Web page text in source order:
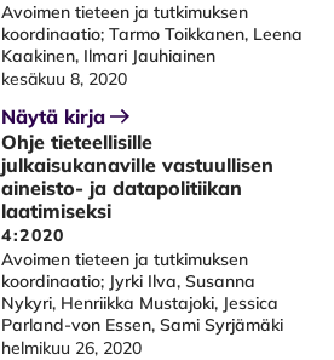
Avoimen tieteen ja tutkimuksen
koordinaatio; Tarmo Toikkanen, Leena
Kaakinen, Ilmari Jauhiainen
kesäkuu 8, 2020
Näytä kirja
Ohje tieteellisille
julkaisukanaville vastuullisen
aineisto- ja datapolitiikan
laatimiseksi
4:2020
Avoimen tieteen ja tutkimuksen
koordinaatio; Jyrki Ilva, Susanna
Nykyri, Henriikka Mustajoki, Jessica
Parland-von Essen, Sami Syrjämäki
helmikuu 26, 2020